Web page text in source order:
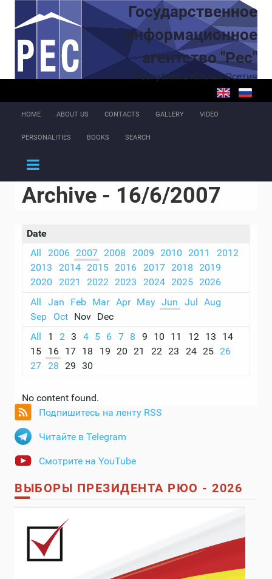
Skip to main content
Государственное
информационное
агентство "Рес"
Республика Южная Осетия
HOME ABOUT US CONTACTS GALLERY VIDEO
PERSONALITIES BOOKS SEARCH
Archive - 16/6/2007
Date
All
2006 2007 2008 2009 2010 2011
2012
2013
2014 2015 2016 2017 2018
2019
2020
2021 2022 2023 2024 2025 2026
All
Jan Feb Mar Apr May Jun Jul
Aug
Sep
Oct Nov Dec
All
1 2 3 4 5 6 7 8 9 10 11 12 13
14
15
16 17 18 19 20 21 22 23 24 25 26
27
28 29 30
No content found.
Подпишитесь на ленту RSS
Читайте в Telegram
Смотрите на YouTube
ВЫБОРЫ ПРЕЗИДЕНТА РЮО - 2026